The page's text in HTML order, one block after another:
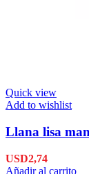
Quick view
Add to wishlist
Llana lisa
USD2,74
Añadir al carrito